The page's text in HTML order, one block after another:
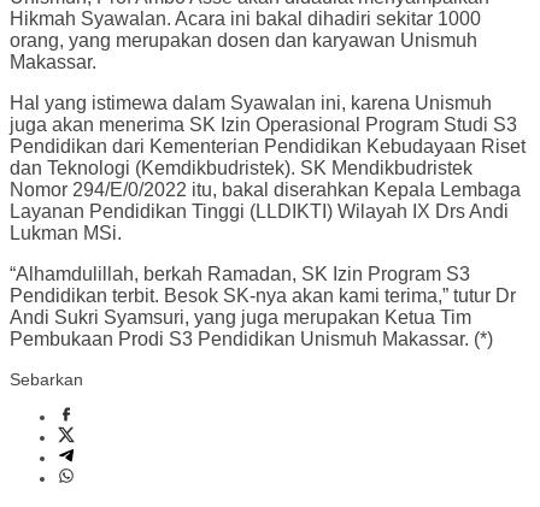
Hikmah Syawalan. Acara ini bakal dihadiri sekitar 1000
orang, yang merupakan dosen dan karyawan Unismuh
Makassar.
Hal yang istimewa dalam Syawalan ini, karena Unismuh
juga akan menerima SK Izin Operasional Program Studi S3
Pendidikan dari Kementerian Pendidikan Kebudayaan Riset
dan Teknologi (Kemdikbudristek). SK Mendikbudristek
Nomor 294/E/0/2022 itu, bakal diserahkan Kepala Lembaga
Layanan Pendidikan Tinggi (LLDIKTI) Wilayah IX Drs Andi
Lukman MSi.
“Alhamdulillah, berkah Ramadan, SK Izin Program S3
Pendidikan terbit. Besok SK-nya akan kami terima,” tutur Dr
Andi Sukri Syamsuri, yang juga merupakan Ketua Tim
Pembukaan Prodi S3 Pendidikan Unismuh Makassar. (*)
Sebarkan